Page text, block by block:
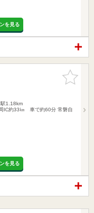
を見る
お気に入
りに追加
1.18km
IC約33㎞ 車で約60分 常磐自
を見る